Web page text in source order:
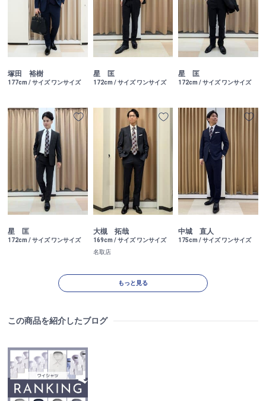
塚田 裕樹
177cm / サイズ ワンサイズ
星 匡
172cm / サイズ ワンサイズ
星 匡
172cm / サイズ ワンサイズ
星 匡
172cm / サイズ ワンサイズ
大槻 拓哉
169cm / サイズ ワンサイズ
名取店
中城 直人
175cm / サイズ ワンサイズ
もっと見る
この商品を紹介したブログ